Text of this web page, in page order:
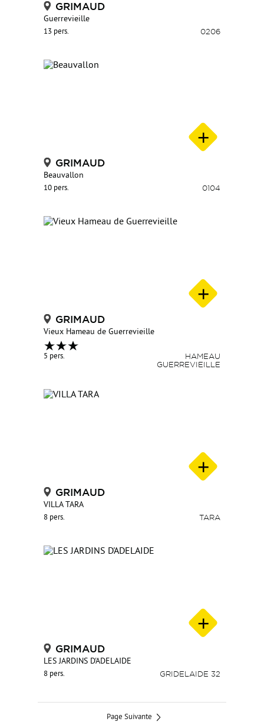
GRIMAUD
Guerrevieille
13 pers. 0206
GRIMAUD
Beauvallon
10 pers. 0104
GRIMAUD
Vieux Hameau de Guerrevieille
5 pers.
HAMEAU
GUERREVIEILLE
GRIMAUD
VILLA TARA
8 pers. TARA
GRIMAUD
LES JARDINS D'ADELAIDE
8 pers. GRIDELAIDE 32
Page Suivante